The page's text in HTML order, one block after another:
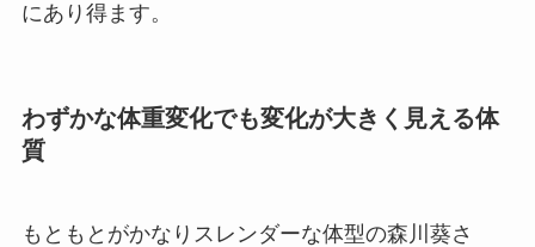
にあり得ます。
わずかな体重変化でも変化が大きく見える体
質
もともとがかなりスレンダーな体型の森川葵さ